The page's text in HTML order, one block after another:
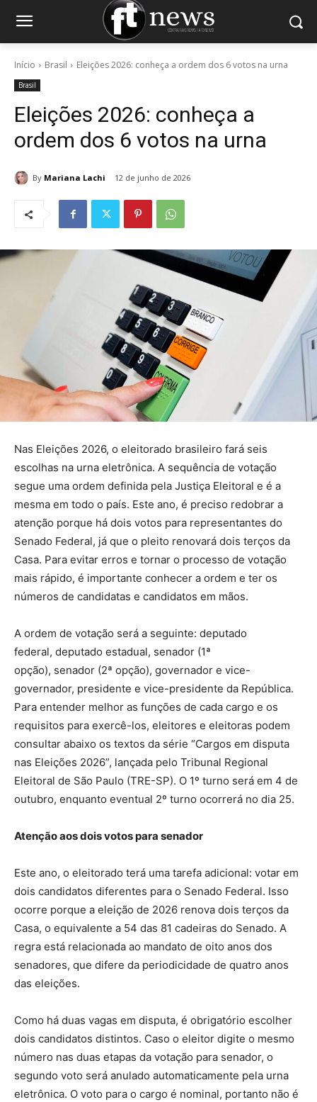
Início Brasil Eleições 2026: conheça a ordem dos 6 votos na urna
Brasil
Eleições 2026: conheça a
ordem dos 6 votos na urna
By Mariana Lachi 12 de junho de 2026
Nas Eleições 2026, o eleitorado brasileiro fará seis
escolhas na urna eletrônica. A sequência de votação
segue uma ordem definida pela Justiça Eleitoral e é a
mesma em todo o país. Este ano, é preciso redobrar a
atenção porque há dois votos para representantes do
Senado Federal, já que o pleito renovará dois terços da
Casa. Para evitar erros e tornar o processo de votação
mais rápido, é importante conhecer a ordem e ter os
números de candidatas e candidatos em mãos.
A ordem de votação será a seguinte: deputado
federal, deputado estadual, senador (1ª
opção), senador (2ª opção), governador e vice-
governador, presidente e vice-presidente da República.
Para entender melhor as funções de cada cargo e os
requisitos para exercê-los, eleitores e eleitoras podem
consultar abaixo os textos da série “Cargos em disputa
nas Eleições 2026”, lançada pelo Tribunal Regional
Eleitoral de São Paulo (TRE-SP). O 1º turno será em 4 de
outubro, enquanto eventual 2º turno ocorrerá no dia 25.
Atenção aos dois votos para senador
Este ano, o eleitorado terá uma tarefa adicional: votar em
dois candidatos diferentes para o Senado Federal. Isso
ocorre porque a eleição de 2026 renova dois terços da
Casa, o equivalente a 54 das 81 cadeiras do Senado. A
regra está relacionada ao mandato de oito anos dos
senadores, que difere da periodicidade de quatro anos
das eleições.
Como há duas vagas em disputa, é obrigatório escolher
dois candidatos distintos. Caso o eleitor digite o mesmo
número nas duas etapas da votação para senador, o
segundo voto será anulado automaticamente pela urna
eletrônica. O voto para o cargo é nominal, portanto não é